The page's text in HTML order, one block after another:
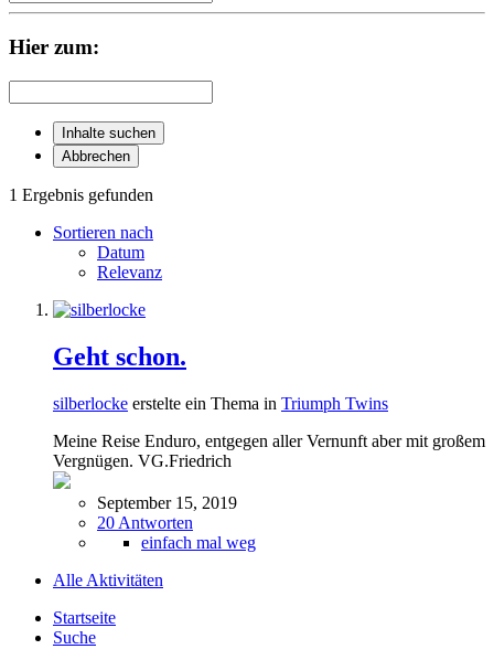
Hier zum:
Inhalte suchen
Abbrechen
1 Ergebnis gefunden
Sortieren nach
Datum
Relevanz
Geht schon.
silberlocke erstelte ein Thema in Triumph Twins
Meine Reise Enduro, entgegen aller Vernunft aber mit großem
Vergnügen. VG.Friedrich
September 15, 2019
20 Antworten
einfach mal weg
Alle Aktivitäten
Startseite
Suche